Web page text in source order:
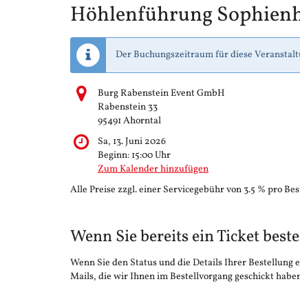
Höhlenführung
Der Buchungszeitraum für diese
Burg Rabenstein Event GmbH
Rabenstein 33
95491 Ahorntal
Sa, 13. Juni 2026
Beginn: 15:00Uhr
Zum Kalender hinzufügen
Alle Preise zzgl. einer Servicegebühr von 3.5 % pro
Wenn Sie bereits ein Ticket
Wenn Sie den Status und die Details Ihrer
Mails, die wir Ihnen im Bestellvorgang geschickt